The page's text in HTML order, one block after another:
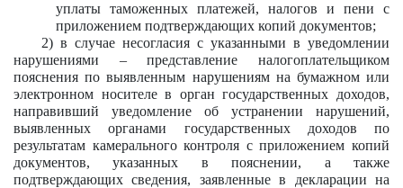
уплаты таможенных платежей, налогов и пени с
приложением подтверждающих копий документов;
2) в случае несогласия с указанными в уведомлении
нарушениями – представление налогоплательщиком
пояснения по выявленным нарушениям на бумажном или
электронном носителе в орган государственных доходов,
направивший уведомление об устранении нарушений,
выявленных органами государственных доходов по
результатам камерального контроля с приложением копий
документов, указанных в пояснении, а также
подтверждающих сведения, заявленные в декларации на